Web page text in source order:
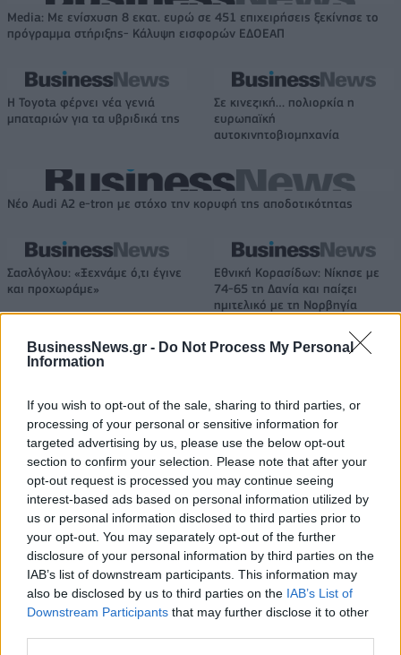
BusinessNews.gr - Do Not Process My Personal
Information
If you wish to opt-out of the sale, sharing to third parties, or
processing of your personal or sensitive information for
targeted advertising by us, please use the below opt-out
section to confirm your selection. Please note that after your
opt-out request is processed you may continue seeing
interest-based ads based on personal information utilized by
us or personal information disclosed to third parties prior to
your opt-out. You may separately opt-out of the further
disclosure of your personal information by third parties on the
IAB’s list of downstream participants. This information may
also be disclosed by us to third parties on the IAB’s List of
Downstream Participants that may further disclose it to other
Media: Με ενίσχυση 8 εκατ. ευρώ σε 451 επιχειρήσεις ξεκίνησε το
πρόγραμμα στήριξης- Κάλυψη εισφορών ΕΔΟΕΑΠ
Η Toyota φέρνει νέα γενιά
μπαταριών για τα υβριδικά της
Σε κινεζική… πολιορκία η
ευρωπαϊκή
αυτοκινητοβιομηχανία
Νέο Audi A2 e-tron με στόχο την κορυφή της αποδοτικότητας
Σασλόγλου: «Ξεχνάμε ό,τι έγινε
και προχωράμε»
Εθνική Κορασίδων: Νίκησε με
74-65 τη Δανία και παίζει
ημιτελικό με τη Νορβηγία
Β.Σ. Καρούλιας: Τζίρος 98,7
εκατ. ευρώ και αύξηση κερδών
57% - Τα νέα στοιχήματα σε
low & non alcohol
Deloitte Ελλάδος:
Χρηματοοικονομικός
σύμβουλος της ΔΕΗ για την
είσοδο στην πολωνική αγορά
ενέργειας
Η Chery επενδύει 75 εκατ. δολάρια στην KG Mobility